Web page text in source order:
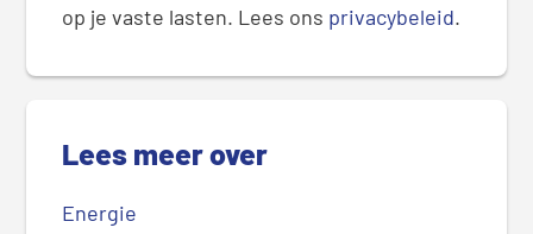
op je vaste lasten. Lees ons privacybeleid.
Lees meer over
Energie